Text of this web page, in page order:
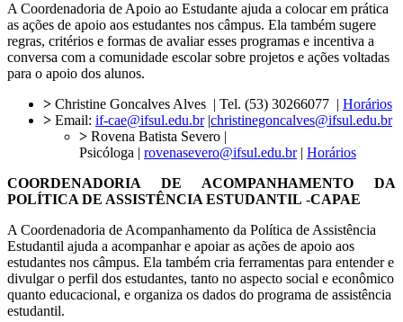
A Coordenadoria de Apoio ao Estudante ajuda a colocar em prática
as ações de apoio aos estudantes nos câmpus. Ela também sugere
regras, critérios e formas de avaliar esses programas e incentiva a
conversa com a comunidade escolar sobre projetos e ações voltadas
para o apoio dos alunos.
> Christine Goncalves Alves | Tel. (53) 30266077 | Horários
> Email: if-cae@ifsul.edu.br|christinegoncalves@ifsul.edu.br
> Rovena Batista Severo |
Psicóloga | rovenasevero@ifsul.edu.br| Horários
COORDENADORIA DE ACOMPANHAMENTO DA
POLÍTICA DE ASSISTÊNCIA ESTUDANTIL -CAPAE
A Coordenadoria de Acompanhamento da Política de Assistência
Estudantil ajuda a acompanhar e apoiar as ações de apoio aos
estudantes nos câmpus. Ela também cria ferramentas para entender e
divulgar o perfil dos estudantes, tanto no aspecto social e econômico
quanto educacional, e organiza os dados do programa de assistência
estudantil.